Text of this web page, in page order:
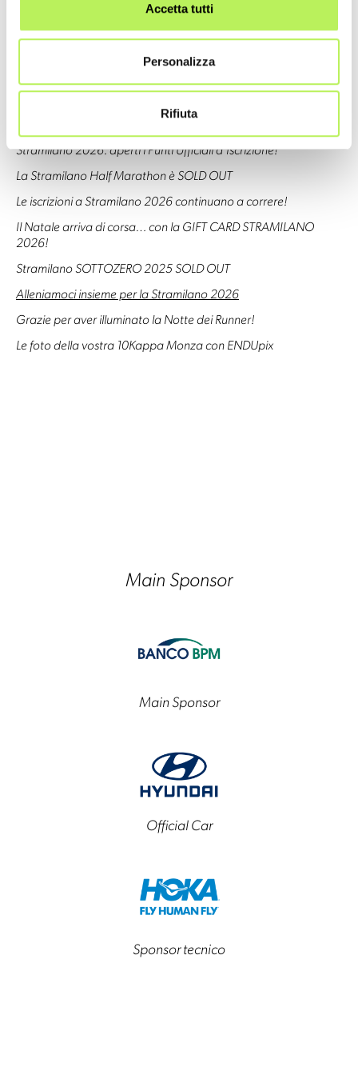
Accetta tutti
Personalizza
Rifiuta
Stramilano 2026: un’edizione pazzesca!
Stramilano 2026: edizione da record con oltre 62.500
Stramilano 2026: aperti i Punti Ufficiali d’Iscrizione!
La Stramilano Half Marathon è SOLD OUT
Le iscrizioni a Stramilano 2026 continuano a correre!
Il Natale arriva di corsa… con la GIFT CARD STRAMILANO
2026!
Stramilano SOTTOZERO 2025 SOLD OUT
Alleniamoci insieme per la Stramilano 2026
Grazie per aver illuminato la Notte dei Runner!
Le foto della vostra 10Kappa Monza con ENDUpix
Main Sponsor
Main Sponsor
Official Car
Sponsor tecnico